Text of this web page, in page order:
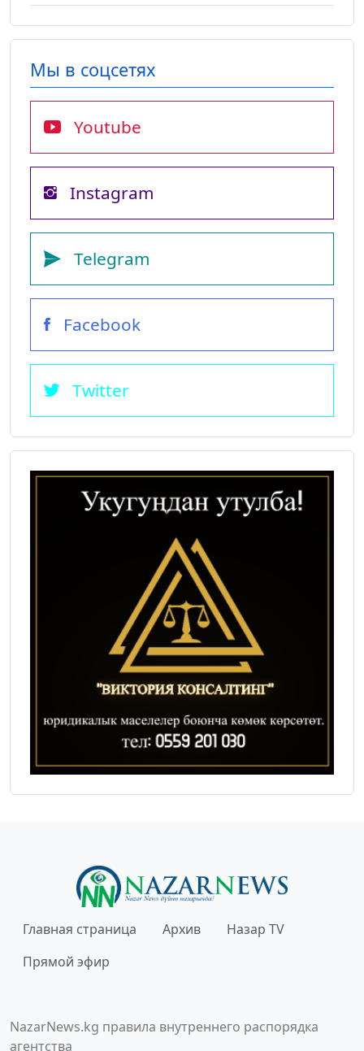
Мы в соцсетях
Youtube
Instagram
Telegram
Facebook
Twitter
Главная страница Архив
Назар TV
Прямой эфир
NazarNews.kg правила внутреннего распорядка
агентства